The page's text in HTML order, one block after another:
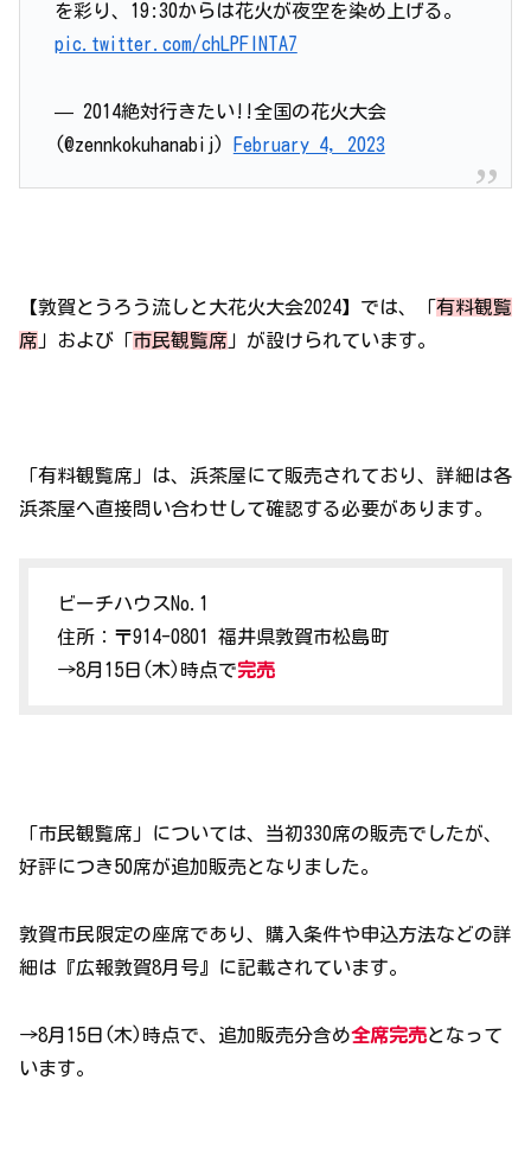
を彩り、19:30からは花火が夜空を染め上げる。
pic.twitter.com/chLPFlNTA7
— 2014絶対行きたい!!全国の花火大会
(@zennkokuhanabij)
February 4, 2023
【敦賀とうろう流しと大花火大会2024】では、「有料観覧
席 」および「市民観覧席 」が設けられています。
「有料観覧席」は、浜茶屋にて販売されており、詳細は各
浜茶屋へ直接問い合わせして確認する必要があります。
ビーチハウスNo.1
住所：〒914-0801 福井県敦賀市松島町
→8月15日(木)時点で完売
「市民観覧席」については、当初330席の販売でしたが、
好評につき50席が追加販売となりました。
敦賀市民限定の座席であり、購入条件や申込方法などの詳
細は『広報敦賀8月号』に記載されています。
→8月15日(木)時点で、追加販売分含め全席完売となって
います。